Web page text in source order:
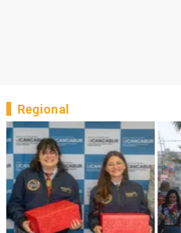
Regional